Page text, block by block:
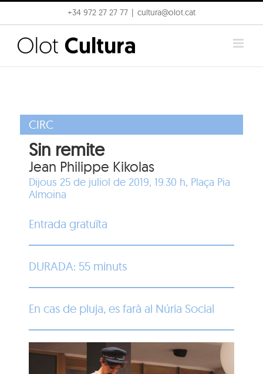
to
content
+34 972 27 27 77 cultura@olot.cat
CIRC
Sin remite
Jean Philippe Kikolas
Dijous 25 de juliol de 2019, 19.30 h, Plaça Pia
Almoina
Entrada gratuïta
DURADA: 55 minuts
En cas de pluja, es farà al Núria Social